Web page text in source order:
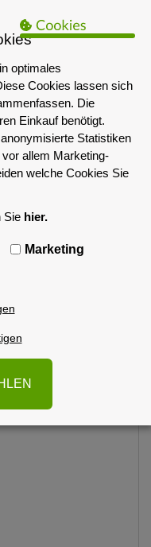
richtet sich nur an
Hand. Ein Verkauf
möglich.
optimales
Cookies lassen sich
Die
Einkauf benötigt.
Statistiken
allem Marketing-
welche Cookies Sie
Sie hier.
Marketing